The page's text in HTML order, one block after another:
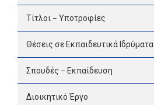
Τίτλοι – Υποτροφίες
Θέσεις σε Εκπαιδευτικά Ιδρύματα
Σπουδές – Εκπαίδευση
Διοικητικό Έργο